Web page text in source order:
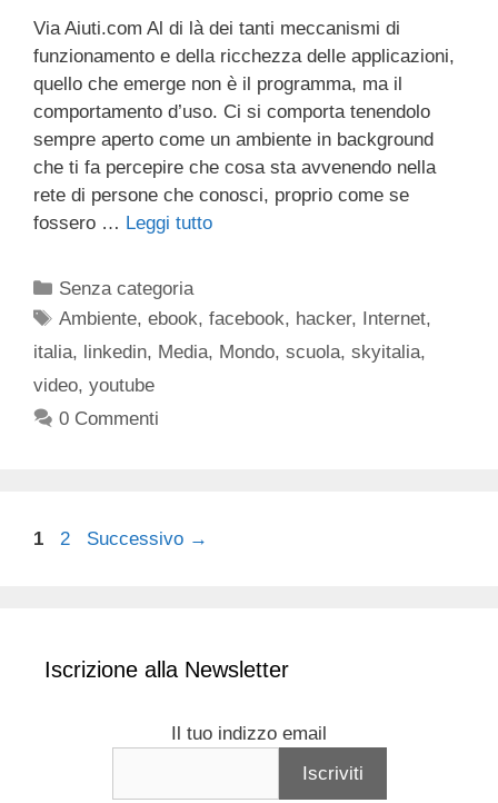
Via Aiuti.com Al di là dei tanti meccanismi di
funzionamento e della ricchezza delle applicazioni,
quello che emerge non è il programma, ma il
comportamento d’uso. Ci si comporta tenendolo
sempre aperto come un ambiente in background
che ti fa percepire che cosa sta avvenendo nella
rete di persone che conosci, proprio come se
fossero … Leggi tutto
Categorie
Senza categoria
Tag
Ambiente,ebook,facebook, hacker, Internet,
italia, linkedin, Media, Mondo, scuola, skyitalia,
video, youtube
0 Commenti
Pagina
1 Pagina
2 Successivo →
Iscrizione alla Newsletter
Il tuo indizzo email